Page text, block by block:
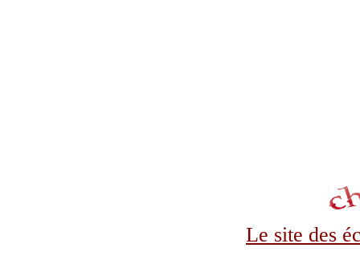
Le site des